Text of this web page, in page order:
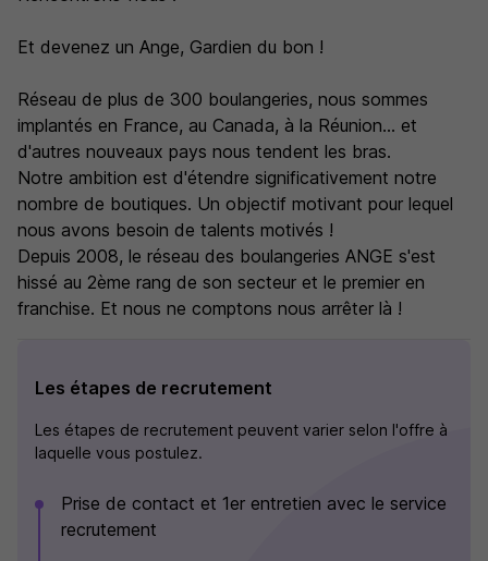
Et devenez un Ange, Gardien du bon !
Réseau de plus de 300 boulangeries, nous sommes
implantés en France, au Canada, à la Réunion... et
d'autres nouveaux pays nous tendent les bras.
Notre ambition est d'étendre significativement notre
nombre de boutiques. Un objectif motivant pour lequel
nous avons besoin de talents motivés !
Depuis 2008, le réseau des boulangeries ANGE s'est
hissé au 2ème rang de son secteur et le premier en
franchise. Et nous ne comptons nous arrêter là !
Les étapes de recrutement
Les étapes de recrutement peuvent varier selon l'offre à
laquelle vous postulez.
Prise de contact et 1er entretien avec le service
recrutement